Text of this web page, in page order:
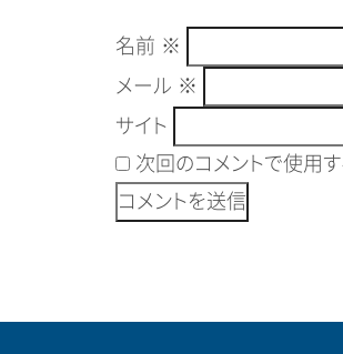
名前 ※
メール ※
サイト
次回のコメントで使用